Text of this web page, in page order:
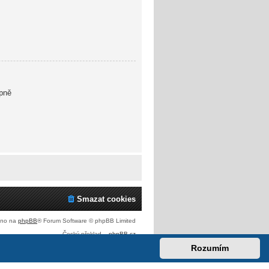
Rozumím
Smazat cookies
na phpBB® Forum Software © phpBB Limited
Český překlad –phpBB.cz